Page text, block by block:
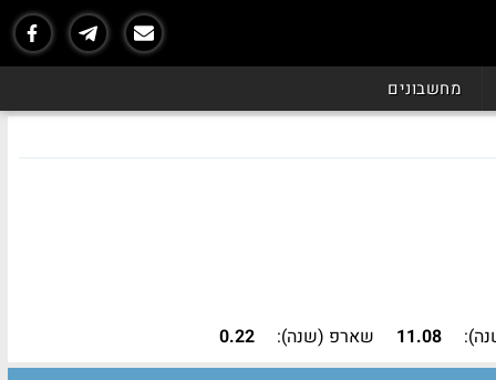
מחשבונים
11.08 שארפ (שנה): 0.22
נכון ל - 06/26